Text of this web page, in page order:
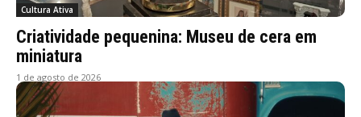
Cultura Ativa
Criatividade pequenina: Museu de cera em
miniatura
1 de agosto de 2026